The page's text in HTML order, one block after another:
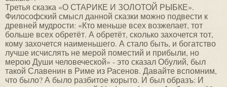
Третья сказка «О СТАРИКЕ И ЗОЛОТОЙ РЫБКЕ».
Философский смысл данной сказки можно подвести к
древней мудрости: «Кто меньше всех возжелает, тот
больше всех обретёт. А обретёт, сколько захочется тот,
кому захочется наименьшего. А стало быть, и богатство
лучше исчислять не мерой поместий и прибыли, но
мерою Души человеческой» - это сказал Обулий, был
такой Славенин в Риме из Расенов. Давайте вспомним,
что было? А было разбитое корыто. И был образъ: И